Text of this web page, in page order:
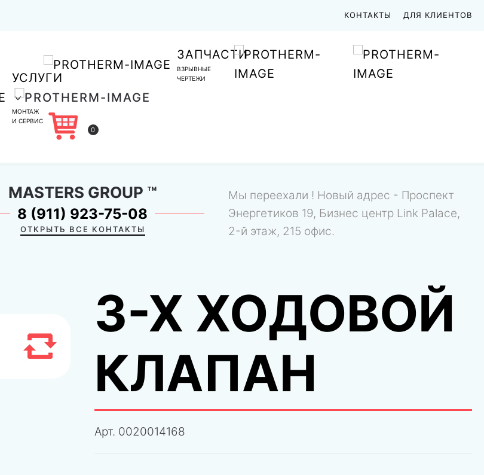
КОНТАКТЫ ДЛЯ КЛИЕНТОВ
УСЛУГИ
МОНТАЖ
И СЕРВИС
ЗАПЧАСТИ
ВЗРЫВНЫЕ
ЧЕРТЕЖИ
0
MASTERS GROUP ™
8 (911) 923-75-08
ОТКРЫТЬ ВСЕ КОНТАКТЫ
Мы переехали ! Новый адрес - Проспект
Энергетиков 19, Бизнес центр Link Palace,
2-й этаж, 215 офис.
3-Х ХОДОВОЙ
КЛАПАН
Арт. 0020014168